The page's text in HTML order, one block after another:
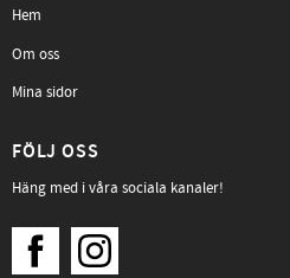
Hem
Om oss
Mina sidor
FÖLJ OSS
Häng med i våra sociala kanaler!